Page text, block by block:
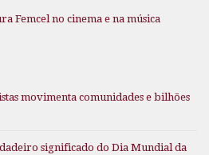
Femcel no cinema e na música
movimenta comunidades e bilhões
significado do Dia Mundial da